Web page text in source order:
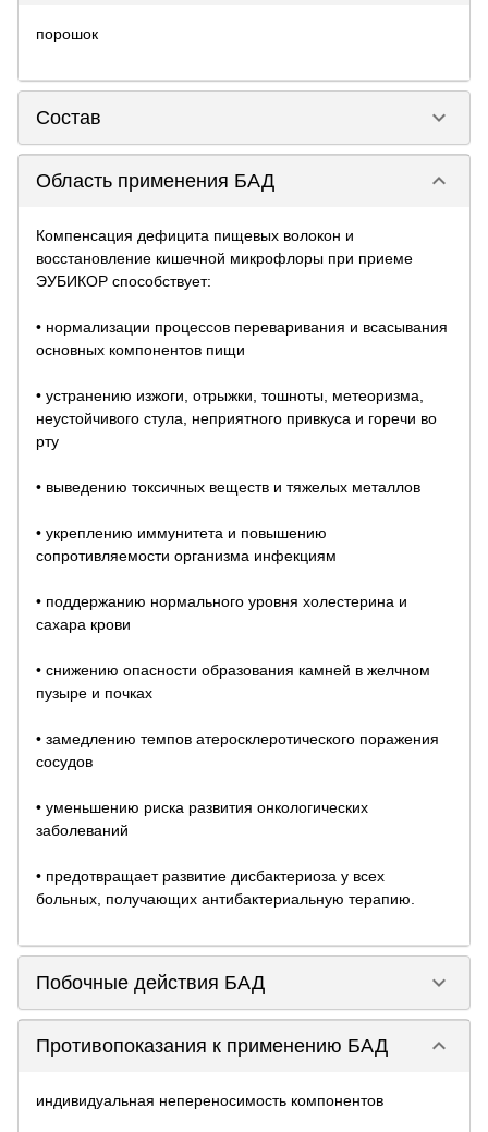
порошок
Состав keyboard_arrow_down
Область применения БАД keyboard_arrow_down
Компенсация дефицита пищевых волокон и
восстановление кишечной микрофлоры при приеме
ЭУБИКОР способствует:
• нормализации процессов переваривания и всасывания
основных компонентов пищи
• устранению изжоги, отрыжки, тошноты, метеоризма,
неустойчивого стула, неприятного привкуса и горечи во
рту
• выведению токсичных веществ и тяжелых металлов
• укреплению иммунитета и повышению
сопротивляемости организма инфекциям
• поддержанию нормального уровня холестерина и
сахара крови
• снижению опасности образования камней в желчном
пузыре и почках
• замедлению темпов атеросклеротического поражения
сосудов
• уменьшению риска развития онкологических
заболеваний
• предотвращает развитие дисбактериоза у всех
больных, получающих антибактериальную терапию.
Побочные действия БАД keyboard_arrow_down
Противопоказания к применению БАД keyboard_arrow_down
индивидуальная непереносимость компонентов